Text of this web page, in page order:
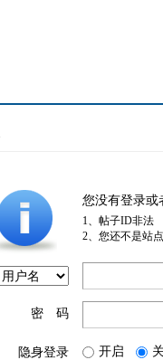
您没有登录或
1、帖子ID非法
2、您还不是站
密 码
隐身登录 开启